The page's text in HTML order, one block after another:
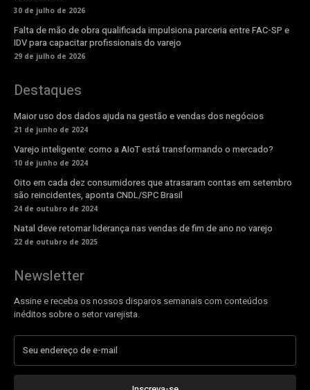
30 de julho de 2026
Falta de mão de obra qualificada impulsiona parceria entre FAC-SP e
IDV para capacitar profissionais do varejo
29 de julho de 2026
Destaques
Maior uso dos dados ajuda na gestão e vendas dos negócios
21 de junho de 2024
Varejo inteligente: como a AIoT está transformando o mercado?
10 de junho de 2024
Oito em cada dez consumidores que atrasaram contas em setembro
são reincidentes, aponta CNDL/SPC Brasil
24 de outubro de 2024
Natal deve retomar liderança nas vendas de fim de ano no varejo
22 de outubro de 2025
Newsletter
Assine e receba os nossos disparos semanais com conteúdos
inéditos sobre o setor varejista.